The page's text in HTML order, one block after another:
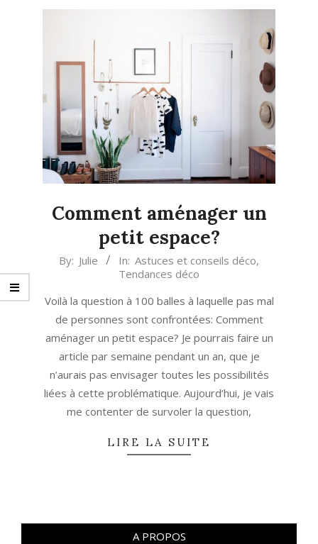
LIVING
Comment aménager un
petit espace?
2014-
22
By: Julie In: Astuces et conseils déco,
Tendances déco
Voilà la question à 100 balles à laquelle pas mal
de personnes sont confrontées: Comment
aménager un petit espace? Je pourrais faire un
article par semaine pendant un an, que je
n’aurais pas envisager toutes les possibilités
liées à cette problématique. Aujourd’hui, je vais
me contenter de survoler la question,
LIRE LA SUITE
A PROPOS